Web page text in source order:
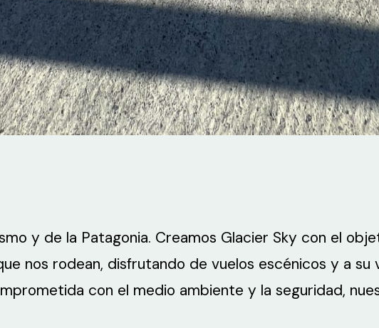
y de la Patagonia. Creamos Glacier Sky con el
nos rodean, disfrutando de vuelos escénicos y a su
con el medio ambiente y la seguridad,